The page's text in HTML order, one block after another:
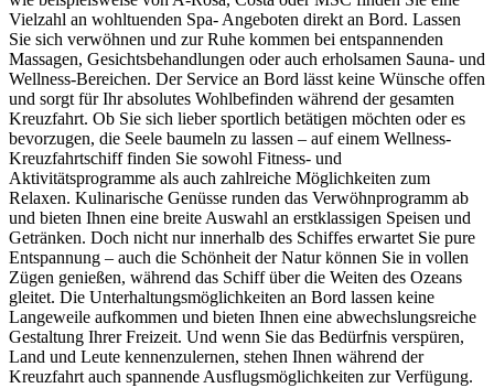
Vielzahl an wohltuenden Spa- Angeboten direkt an Bord. Lassen
Sie sich verwöhnen und zur Ruhe kommen bei entspannenden
Massagen, Gesichtsbehandlungen oder auch erholsamen Sauna- und
Wellness-Bereichen. Der Service an Bord lässt keine Wünsche offen
und sorgt für Ihr absolutes Wohlbefinden während der gesamten
Kreuzfahrt. Ob Sie sich lieber sportlich betätigen möchten oder es
bevorzugen, die Seele baumeln zu lassen – auf einem Wellness-
Kreuzfahrtschiff finden Sie sowohl Fitness- und
Aktivitätsprogramme als auch zahlreiche Möglichkeiten zum
Relaxen. Kulinarische Genüsse runden das Verwöhnprogramm ab
und bieten Ihnen eine breite Auswahl an erstklassigen Speisen und
Getränken. Doch nicht nur innerhalb des Schiffes erwartet Sie pure
Entspannung – auch die Schönheit der Natur können Sie in vollen
Zügen genießen, während das Schiff über die Weiten des Ozeans
gleitet. Die Unterhaltungsmöglichkeiten an Bord lassen keine
Langeweile aufkommen und bieten Ihnen eine abwechslungsreiche
Gestaltung Ihrer Freizeit. Und wenn Sie das Bedürfnis verspüren,
Land und Leute kennenzulernen, stehen Ihnen während der
Kreuzfahrt auch spannende Ausflugsmöglichkeiten zur Verfügung.